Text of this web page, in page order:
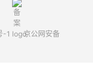
-1
京公网安备